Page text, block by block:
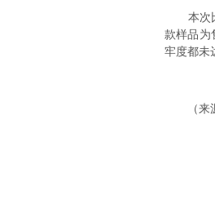
本次比
款样品为
牢度都未
（来源